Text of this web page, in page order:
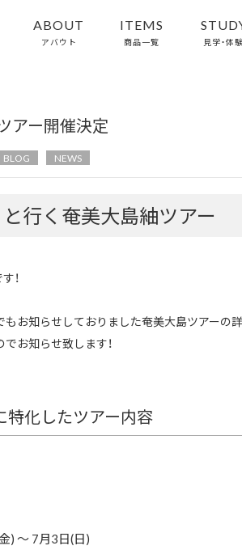
ABOUT
アバウト
ITEMS
商品一覧 見学・体
アー開催決定
BLOG NEWS
と行く奄美大島紬ツアー
！
もお知らせしておりました奄美大島ツアーの
お知らせ致します！
特化したツアー内容
) ～ 7月3日(日)